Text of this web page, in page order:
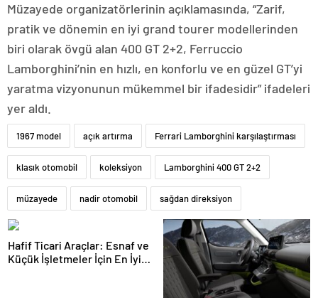
Müzayede organizatörlerinin açıklamasında, “Zarif,
pratik ve dönemin en iyi grand tourer modellerinden
biri olarak övgü alan 400 GT 2+2, Ferruccio
Lamborghini’nin en hızlı, en konforlu ve en güzel GT’yi
yaratma vizyonunun mükemmel bir ifadesidir” ifadeleri
yer aldı.
1967 model açık artırma Ferrari Lamborghini karşılaştırması
klasık otomobil koleksiyon Lamborghini 400 GT 2+2
müzayede nadir otomobil sağdan direksiyon
Hafif Ticari Araçlar: Esnaf ve
Küçük İşletmeler İçin En İyi